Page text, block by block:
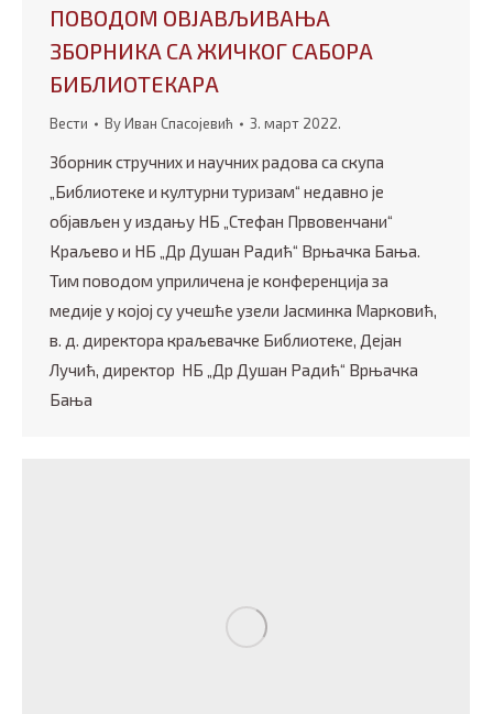
ПОВОДОМ ОВЈАВЉИВАЊА
ЗБОРНИКА СА ЖИЧКОГ САБОРА
БИБЛИОТЕКАРА
Вести ByИван Спасојевић 3. март 2022.
Зборник стручних и научних радова са скупа
„Библиотеке и културни туризам“ недавно је
објављен у издању НБ „Стефан Првовенчани“
Краљево и НБ „Др Душан Радић“ Врњачка Бања.
Тим поводом уприличена је конференција за
медије у којој су учешће узели Јасминка Марковић,
в. д. директора краљевачке Библиотеке, Дејан
Лучић, директор НБ „Др Душан Радић“ Врњачка
Бања